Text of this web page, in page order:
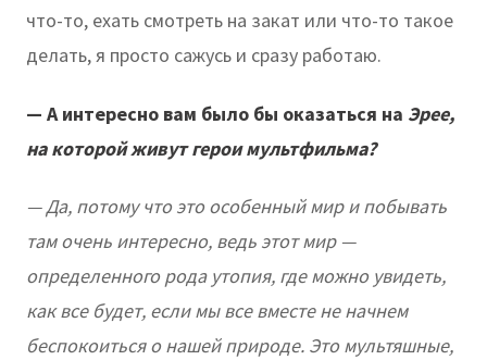
что-то, ехать смотреть на закат или что-то такое
делать, я просто сажусь и сразу работаю.
— А интересно вам было бы оказаться на Эрее,
на которой живут герои мультфильма?
— Да, потому что это особенный мир и побывать
там очень интересно, ведь этот мир —
определенного рода утопия, где можно увидеть,
как все будет, если мы все вместе не начнем
беспокоиться о нашей природе. Это мультяшные,